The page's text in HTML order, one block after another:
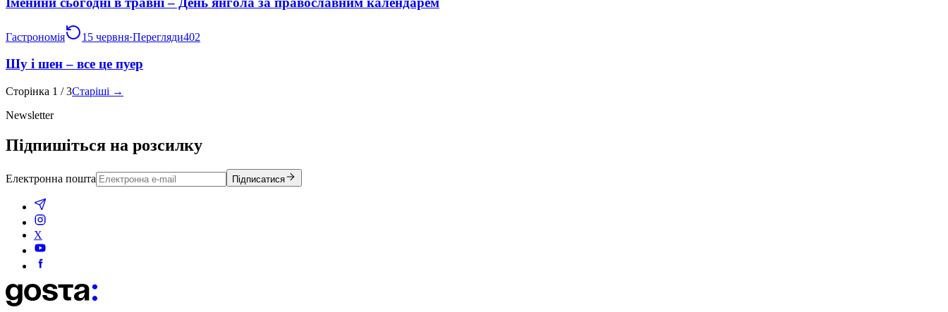
Гастрономія 15 червня·Перегляди402
Шу і шен – все це пуер
Сторінка 1 /3Старіші →
Newsletter
Підпишіться на розсилку
Електронна пошта Підписатися
X